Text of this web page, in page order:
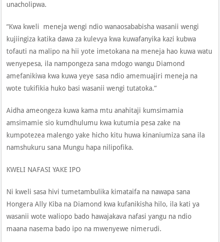
unacholipwa.
“Kwa kweli meneja wengi ndio wanaosababisha wasanii wengi
kujiingiza katika dawa za kulevya kwa kuwafanyika kazi kubwa
tofauti na malipo na hii yote imetokana na meneja hao kuwa watu
wenyepesa, ila nampongeza sana mdogo wangu Diamond
amefanikiwa kwa kuwa yeye sasa ndio amemuajiri meneja na
wote tukifikia huko basi wasanii wengi tutatoka.”
Aidha ameongeza kuwa kama mtu anahitaji kumsimamia
amsimamie sio kumdhulumu kwa kutumia pesa zake na
kumpotezea malengo yake hicho kitu huwa kinaniumiza sana ila
namshukuru sana Mungu hapa nilipofika.
KWELI NAFASI YAKE IPO
Ni kweli sasa hivi tumetambulika kimataifa na nawapa sana
Hongera Ally Kiba na Diamond kwa kufanikisha hilo, ila kati ya
wasanii wote waliopo bado hawajakava nafasi yangu na ndio
maana nasema bado ipo na mwenyewe nimerudi.